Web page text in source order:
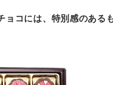
ョコには、特別感のある